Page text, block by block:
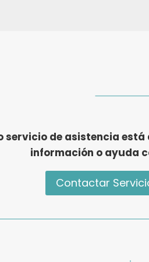
servicio de asistencia
información o ayuda
Contactar